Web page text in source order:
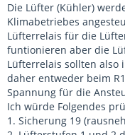
Die Lüfter (Kühler)
Klimabetriebes
Lüfterrelais für die
funtionieren aber die
Lüfterrelais sollten also
daher entweder beim
Spannung für die
Ich würde Folgendes
1. Sicherung 19